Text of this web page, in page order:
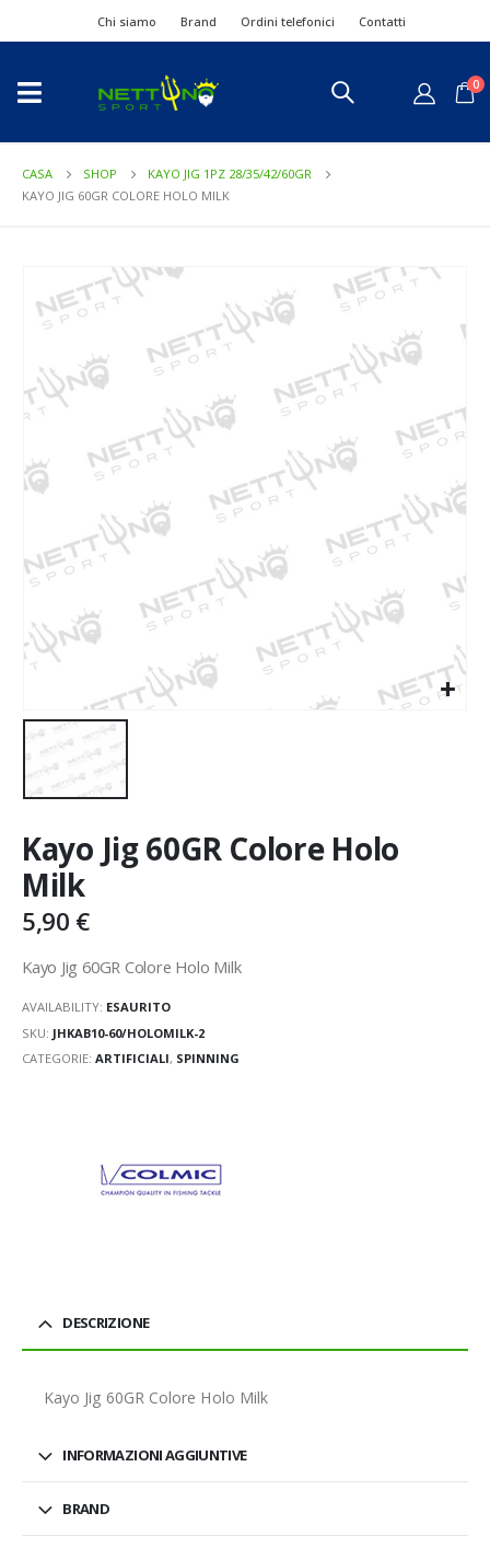
Chi siamo Brand Ordini telefonici Contatti
0
CASA SHOP
KAYO JIG 1PZ 28/35/42/60GR
KAYO JIG 60GR COLORE HOLO MILK
Kayo Jig 60GR Colore Holo
Milk
5,90 €
Kayo Jig 60GR Colore Holo Milk
AVAILABILITY: ESAURITO
SKU: JHKAB10-60/HOLOMILK-2
CATEGORIE: ARTIFICIALI, SPINNING
DESCRIZIONE
Kayo Jig 60GR Colore Holo Milk
INFORMAZIONI AGGIUNTIVE
BRAND